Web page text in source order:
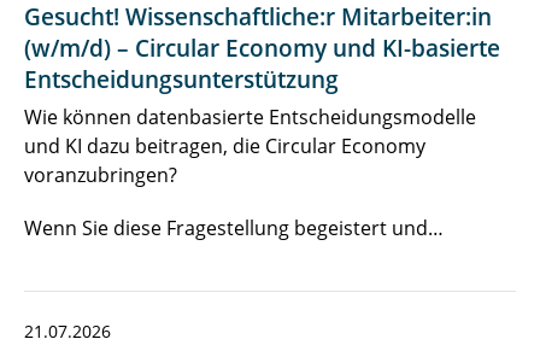
Gesucht! Wissenschaftliche:r Mitarbeiter:in
(w/m/d) – Circular Economy und KI-basierte
Entscheidungsunterstützung
Wie können datenbasierte Entscheidungsmodelle
und KI dazu beitragen, die Circular Economy
voranzubringen?
Wenn Sie diese Fragestellung begeistert und…
21.07.2026